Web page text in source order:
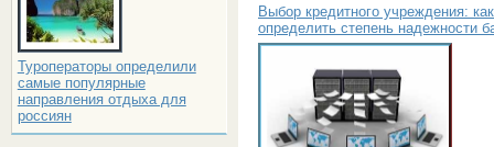
Туроператоры определили
самые популярные
направления отдыха для
россиян
Выбор кредитного учреждения: как
определить степень надежности